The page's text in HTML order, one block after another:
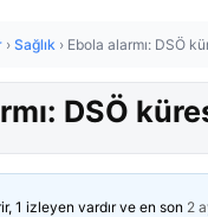
› Sağlık › Ebola alarmı: DSÖ
DSÖ
1 izleyen vardır ve en son 2